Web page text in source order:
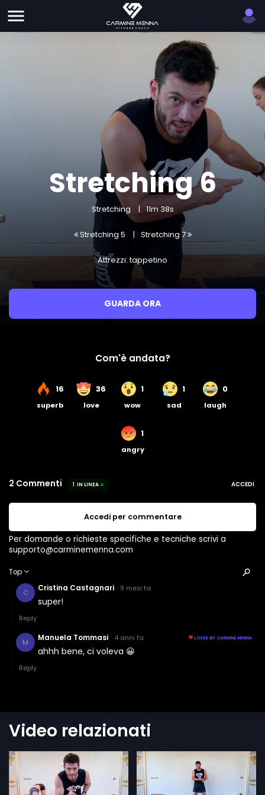
Stretching 6
Stretching 11m 38s
Stretching 5 Stretching 7
Attrezzi: tappetino
GUARDA ORA
Video relazionati